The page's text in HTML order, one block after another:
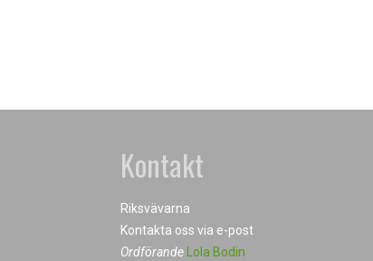
Kontakt
Riksvävarna
Kontakta oss via e-post
Ordförande
Lola Bodin